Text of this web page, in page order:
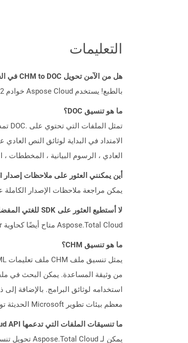
التعليمات
هل من الآمن تحويل CHM to DOC في السحابة؟
بالطبع! يستخدم Aspose Cloud خوادم Amazon EC2 السحابية التي تضمن أمان الخدمة ومرونتها. يرجى قراءة المزيد عن الممارسات الأمنية في Aspose.
ما هو تنسيق DOC؟
الامتداد في البداية لوثائق النص
العادي ، الرسوم البيانية ، المخططات
أين يمكنني العثور على ملاحظات إصدار Aspose.Total Cloud API لـ Nodejs؟
يمكن مراجعة ملاحظات الإصدار الكاملة
لا أستطيع العثور على SDK للغتي المفضلة. ماذا علي أن أفعل؟
Aspose.Total Cloud متاح أيضًا كحاوية Docker. حاول استخدامه مع cURL في حالة عدم توفر SDK المطلوب بعد.
ما هو تنسيق CHM؟
استخدامه لوثائق البرامج. بالإضافة إلى
معظم بيئات تطوير Microsoft الحديثة توليد وثائق CHM من المعلومات المتاحة في التطبيق.
ما تنسيقات الملفات التي تدعمها Aspose.Total Cloud API؟